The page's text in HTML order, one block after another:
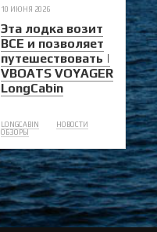
10 ИЮНЯ 2026
Эта лодка возит
ВСЕ и позволяет
путешествовать |
VBOATS VOYAGER
LongCabin
LONGCABIN
НОВОСТИ
ОБЗОРЫ